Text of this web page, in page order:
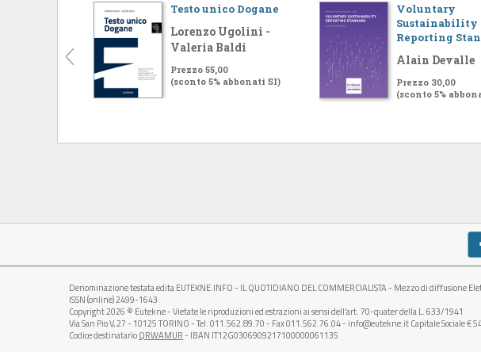
Testo unico Dogane
Lorenzo Ugolini -
Valeria Baldi
Prezzo 55,00
(sconto 5% abbonati SI)
Voluntary
Sustainability
Reporting
Alain Devalle
Prezzo 30,00
(sconto 5%
Denominazione testata edita EUTEKNE.INFO - IL QUOTIDIANO DEL COMMERCIALISTA - Mezzo di
ISSN (online) 2499-1643
Copyright 2026 © Eutekne - Vietate le riproduzioni ed estrazioni ai sensi dell’art. 70-quater della L. 633/1941
Via San Pio V, 27 - 10125 TORINO - Tel. 011.562.89.70 - Fax 011.562.76.04 - info@eutekne.it Capitale Sociale €
Codice destinatarioQRWAMUR- IBAN IT12G0306909217100000061135